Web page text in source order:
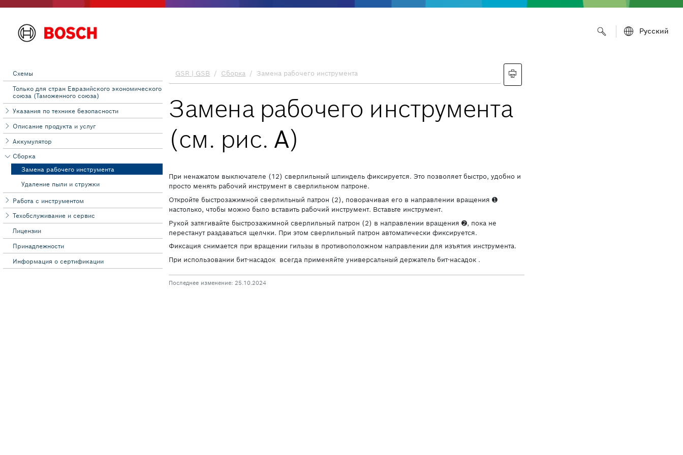
Русский
Схемы
Toлько для стран Евразийского экономического
союза (Таможенного союза)
Указания по технике безопасности
Описание продукта и услуг
Аккумулятор
Сборка
Замена рабочего инструмента
Удаление пыли и стружки
Работа с инструментом
Техобслуживание и сервис
Лицензии
Принадлежности
Информация о сертификации